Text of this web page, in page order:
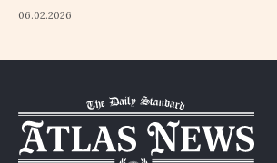
06.02.2026